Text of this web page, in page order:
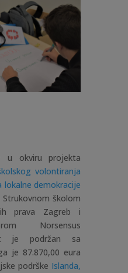
u okviru projekta
volontiranja
lokalne demokracije
školom
prava Zagreb i
Norsensus
je podržan sa
je 87.870,00 eura
podrške Islanda,